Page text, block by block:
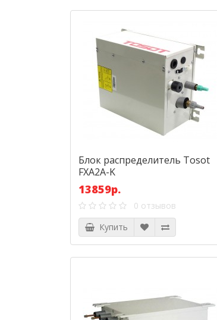
Блок распределитель Tosot
FXA2A-K
13859р.
0 отзывов
Купить